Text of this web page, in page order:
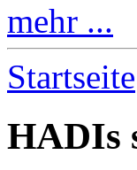
mehr ...
Startseite
HADIs